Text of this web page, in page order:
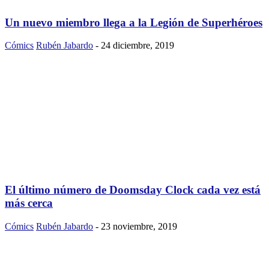
Un nuevo miembro llega a la Legión de Superhéroes
Cómics Rubén Jabardo - 24 diciembre, 2019
El último número de Doomsday Clock cada vez está
más cerca
Cómics Rubén Jabardo - 23 noviembre, 2019